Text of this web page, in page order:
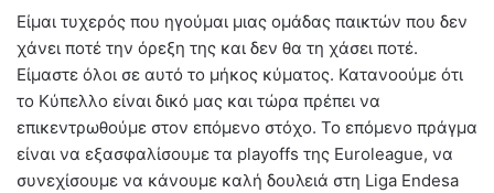
Είμαι τυχερός που ηγούμαι μιας ομάδας παικτών που δεν
χάνει ποτέ την όρεξη της και δεν θα τη χάσει ποτέ.
Είμαστε όλοι σε αυτό το μήκος κύματος. Κατανοούμε ότι
το Κύπελλο είναι δικό μας και τώρα πρέπει να
επικεντρωθούμε στον επόμενο στόχο. Το επόμενο πράγμα
είναι να εξασφαλίσουμε τα playoffs της Euroleague, να
συνεχίσουμε να κάνουμε καλή δουλειά στη Liga Endesa